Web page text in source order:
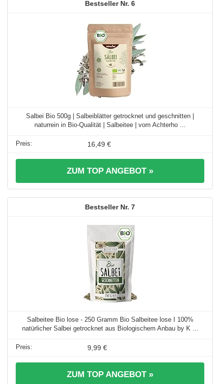
6
Salbei Bio 500g | Salbeiblätter getrocknet und geschnitten |
naturrein in Bio-Qualität | Salbeitee | vom Achterho ...
16,49 €
ZUM TOP ANGEBOT »
7
Salbeitee Bio lose - 250 Gramm Bio Salbeitee lose I 100%
natürlicher Salbei getrocknet aus Biologischem Anbau by K ...
9,99 €
ZUM TOP ANGEBOT »